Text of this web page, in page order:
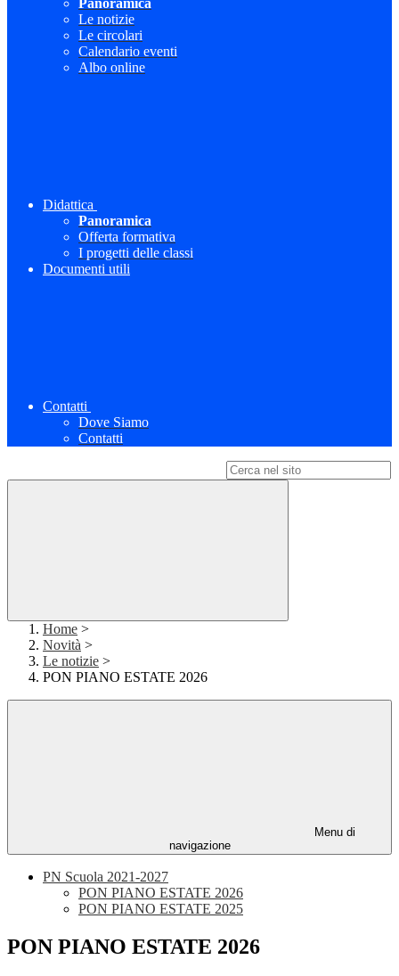
Panoramica
Le notizie
Le circolari
Calendario eventi
Albo online
Didattica
Panoramica
Offerta formativa
I progetti delle classi
Documenti utili
Contatti
Dove Siamo
Contatti
Home >
Novità >
Le notizie >
PON PIANO ESTATE 2026
Menu di
navigazione
PN Scuola 2021-2027
PON PIANO ESTATE 2026
PON PIANO ESTATE 2025
PON PIANO ESTATE 2026